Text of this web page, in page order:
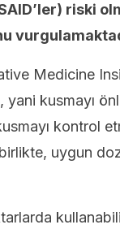
riski
Medicine
yani kusmayı
kontrol
uygun